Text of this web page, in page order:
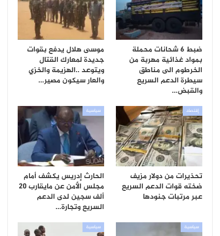
ضبط 6 شحانات محملة
بمواد غذائية مهربة من
الخرطوم الى مناطق
سيطرة الدعم السريع
والقبض…
موسى هلال يدفع بقوات
جديدة لمعارك القتال
ويتوعد ..الهزيمة والخزي
والعار سيكون مصير…
إقتصاد
تحذيرات من دولار مزيف
ضخته قوات الدعم السريع
عبر مرتبات جنودها
سياسية
الحارث إدريس يكشف أمام
مجلس الأمن عن مايقارب 20
ألف سجين لدى الدعم
السريع وتجارة…
سياسية سياسية